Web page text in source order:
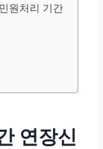
원처리 기간
연장신